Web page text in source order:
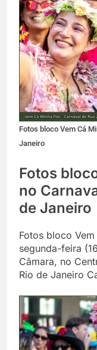
Fotos bloco Vem Cá
Janeiro
Fotos
no
de Janeiro
Fotos bloco
segunda-feira
Câmara, no
Rio de Janeiro